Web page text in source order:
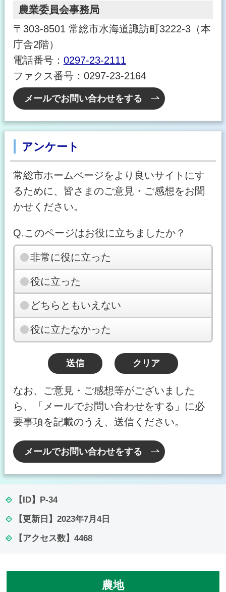
農業委員会事務局
〒303-8501 常総市水海道諏訪町3222-3（本
庁舎2階）
電話番号： 0297-23-2111
ファクス番号：0297-23-2164
メールでお問い合わせをする
アンケート
常総市ホームページをより良いサイトにす
るために、皆さまのご意見・ご感想をお聞
かせください。
Q.このページはお役に立ちましたか？
非常に役に立った
役に立った
どちらともいえない
役に立たなかった
なお、ご意見・ご感想等がございました
ら、「メールでお問い合わせをする」に必
要事項を記載のうえ、送信ください。
メールでお問い合わせをする
【ID】 P-34
【更新日】 2023年7月4日
【アクセス数】 4468
農地